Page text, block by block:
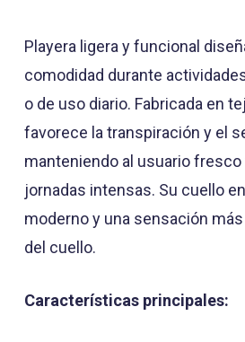
Playera ligera y funcional
comodidad durante
o de uso diario. Fabricada en
favorece la transpiración y el
manteniendo al usuario fresco
jornadas intensas. Su cuello
moderno y una sensación
del cuello.
Características principales: